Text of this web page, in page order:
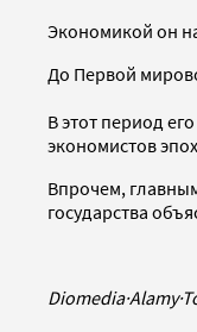
Экономикой он
До Первой
В этот период
экономистов
Впрочем,
государства
Diomedia·Alamy·